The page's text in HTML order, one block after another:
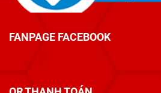
FANPAGE FACEBOOK